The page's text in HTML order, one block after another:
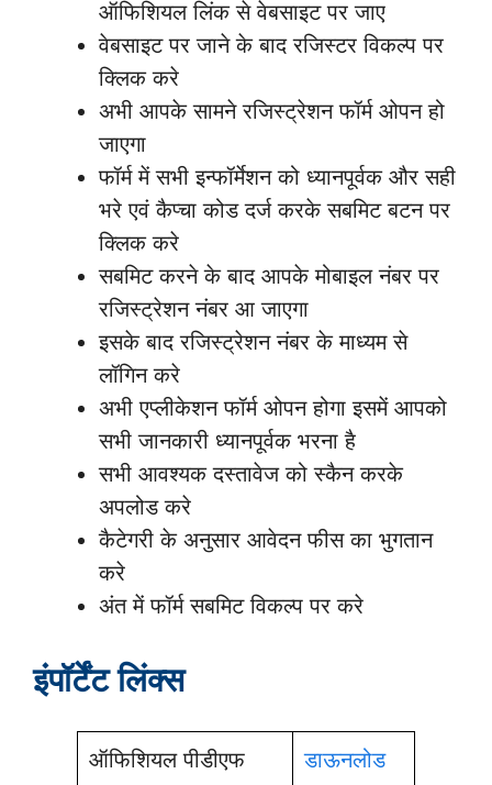
ऑफिशियल लिंक से वेबसाइट पर जाए
वेबसाइट पर जाने के बाद रजिस्टर विकल्प पर
क्लिक करे
अभी आपके सामने रजिस्ट्रेशन फॉर्म ओपन हो
जाएगा
फॉर्म में सभी इन्फॉर्मेशन को ध्यानपूर्वक और सही
भरे एवं कैप्चा कोड दर्ज करके सबमिट बटन पर
क्लिक करे
सबमिट करने के बाद आपके मोबाइल नंबर पर
रजिस्ट्रेशन नंबर आ जाएगा
इसके बाद रजिस्ट्रेशन नंबर के माध्यम से
लॉगिन करे
अभी एप्लीकेशन फॉर्म ओपन होगा इसमें आपको
सभी जानकारी ध्यानपूर्वक भरना है
सभी आवश्यक दस्तावेज को स्कैन करके
अपलोड करे
कैटेगरी के अनुसार आवेदन फीस का भुगतान
करे
अंत में फॉर्म सबमिट विकल्प पर करे
इंपॉर्टेंट लिंक्स
ऑफिशियल पीडीएफ डाऊनलोड